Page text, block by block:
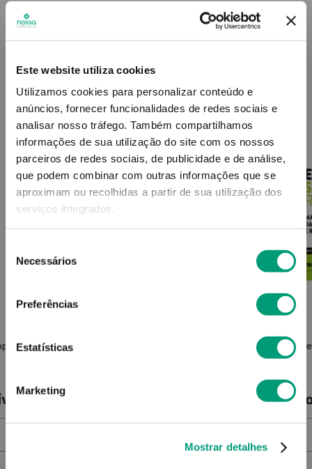
Este website utiliza cookies
Utilizamos cookies para personalizar conteúdo e
anúncios, fornecer funcionalidades de redes sociais e
analisar nosso tráfego. Também compartilhamos
informações de sua utilização do site com os nossos
parceiros de redes sociais, de publicidade e de análise,
que podem combinar com outras informações que se
aproximam ou recolhidas a partir de sua utilização dos
serviços integrados.
Necessários
Preferências
Estatísticas
Marketing
Mostrar detalhes
PODERÁ TAMBÉM GOSTAR
30
Filorga Time-Filler Intensive Sérum